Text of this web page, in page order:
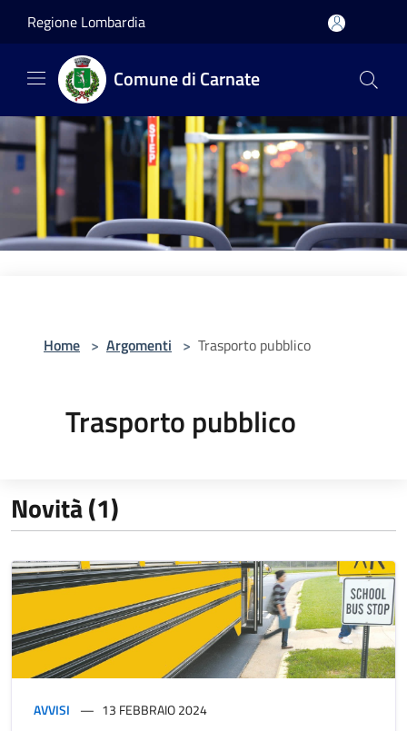
Regione Lombardia
Comune di Carnate
Home > Argomenti > Trasporto pubblico
Trasporto pubblico
Novità (1)
AVVISI 13 FEBBRAIO 2024